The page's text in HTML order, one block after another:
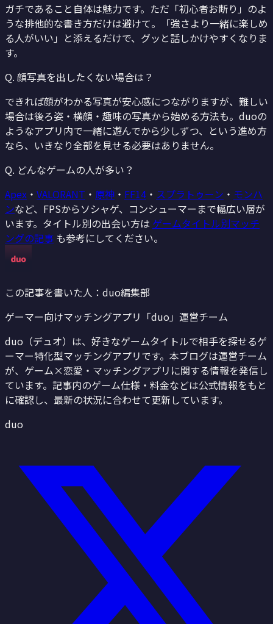
ガチであること自体は魅力です。ただ「初心者お断り」のよ
うな排他的な書き方だけは避けて。「強さより一緒に楽しめ
る人がいい」と添えるだけで、グッと話しかけやすくなりま
す。
Q. 顔写真を出したくない場合は？
できれば顔がわかる写真が安心感につながりますが、難しい
場合は後ろ姿・横顔・趣味の写真から始める方法も。duoの
ようなアプリ内で一緒に遊んでから少しずつ、という進め方
なら、いきなり全部を見せる必要はありません。
Q. どんなゲームの人が多い？
Apex ・ VALORANT ・ 原神 ・ FF14 ・ スプラトゥーン ・ モンハ
ンなど、FPSからソシャゲ、コンシューマーまで幅広い層が
います。タイトル別の出会い方は ゲームタイトル別マッチ
ングの記事 も参考にしてください。
この記事を書いた人：duo編集部
ゲーマー向けマッチングアプリ「duo」運営チーム
duo（デュオ）は、好きなゲームタイトルで相手を探せるゲ
ーマー特化型マッチングアプリです。本ブログは運営チーム
が、ゲーム×恋愛・マッチングアプリに関する情報を発信し
ています。記事内のゲーム仕様・料金などは公式情報をもと
に確認し、最新の状況に合わせて更新しています。
duo